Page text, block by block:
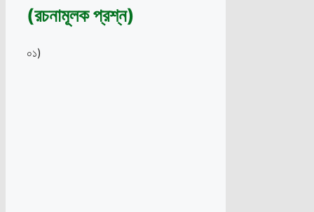
(রচনামূলক প্রশ্ন)
০১)